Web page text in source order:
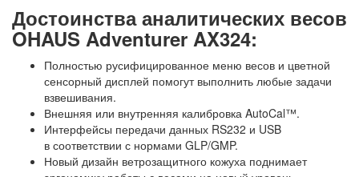
Достоинства аналитических весов
OHAUS Adventurer AX324:
Полностью русифицированное меню весов и цветной
сенсорный дисплей помогут выполнить любые задачи
взвешивания.
Внешняя или внутренняя калибровка AutoCal™.
Интерфейсы передачи данных RS232 и USB
в соответствии с нормами GLP/GMP.
Новый дизайн ветрозащитного кожуха поднимает